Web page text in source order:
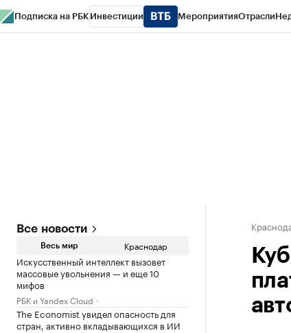
Подписка на РБК Инвестиции МероприятияОтрасли
Все новости
Весь мир Краснодар
Искусственный интеллект вызовет
массовые увольнения — и еще 10
мифов
РБК и Yandex Cloud
The Economist увидел опасность для
стран, активно вкладывающихся в ИИ